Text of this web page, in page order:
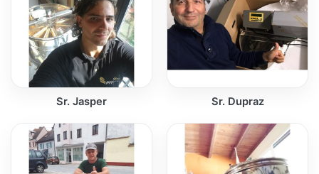
Sr. Jasper Sr. Dupraz